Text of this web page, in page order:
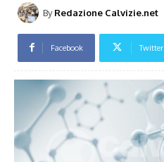
By Redazione Calvizie.net
Facebook Twitter